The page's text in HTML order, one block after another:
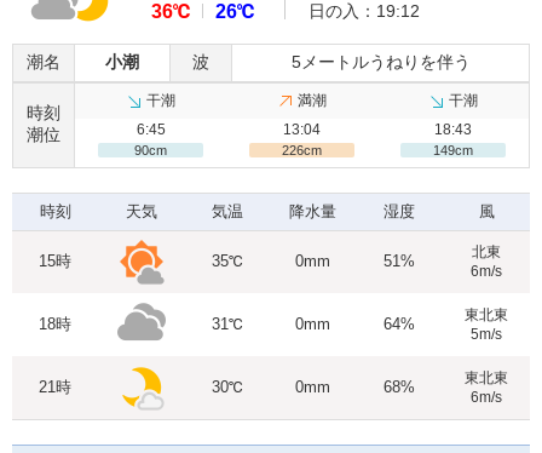
36℃
26℃
日の入：19:12
潮名 小潮 波 5メートルうねりを伴う
時刻
潮位
干潮
6:45
90cm
満潮
13:04
226cm
干潮
18:43
149cm
時刻 天気 気温 降水量 湿度 風
15時 35℃ 0mm 51%
北東
6m/s
18時 31℃ 0mm 64%
東北東
5m/s
21時 30℃ 0mm 68%
東北東
6m/s